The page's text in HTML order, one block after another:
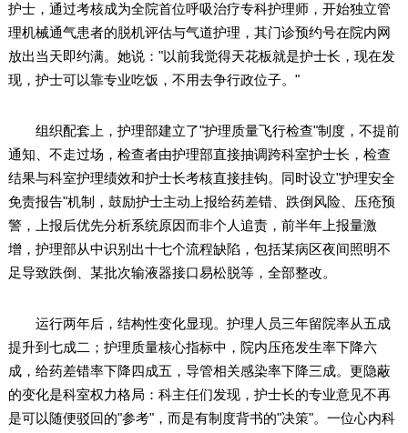
护士，通过考核成为全院首位呼吸治疗专科护理师，开始独立管
理机械通气患者的脱机评估与气道护理，其门诊预约号在院内网
放出当天即约满。她说："以前我觉得天花板就是护士长，现在发
现，护士可以靠专业吃饭，不用去争行政位子。"
组织配套上，护理部建立了"护理质量飞行检查"制度，不提前
通知、不走过场，检查者由护理部直接抽调跨科室护士长，检查
结果与科室护理绩效和护士长考核直接挂钩。同时设立"护理安全
免责报告"机制，鼓励护士主动上报给药差错、跌倒风险、压疮预
警，上报后优先分析系统原因而非个人追责，前半年上报量激
增，护理部从中识别出十七个流程缺陷，包括某病区夜间照明不
足导致跌倒、某批次输液器接口易松脱等，全部整改。
运行两年后，结构性变化显现。护理人员三年留院率从五成
提升到七成二；护理质量核心指标中，院内压疮发生率下降六
成，给药差错率下降四成五，导管相关感染率下降三成。更隐蔽
的变化是科室权力格局：科主任们发现，护士长的专业意见不再
是可以随便驳回的"参考"，而是有制度背书的"决策"。一位心内科